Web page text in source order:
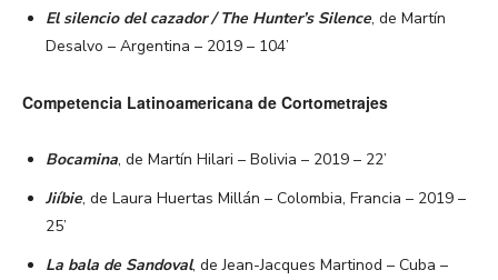
El silencio del cazador / The Hunter’s Silence, de Martín
Desalvo – Argentina – 2019 – 104’
Competencia Latinoamericana de Cortometrajes
Bocamina, de Martín Hilari – Bolivia – 2019 – 22’
Jiíbie, de Laura Huertas Millán – Colombia, Francia – 2019 –
25’
La bala de Sandoval, de Jean-Jacques Martinod – Cuba –